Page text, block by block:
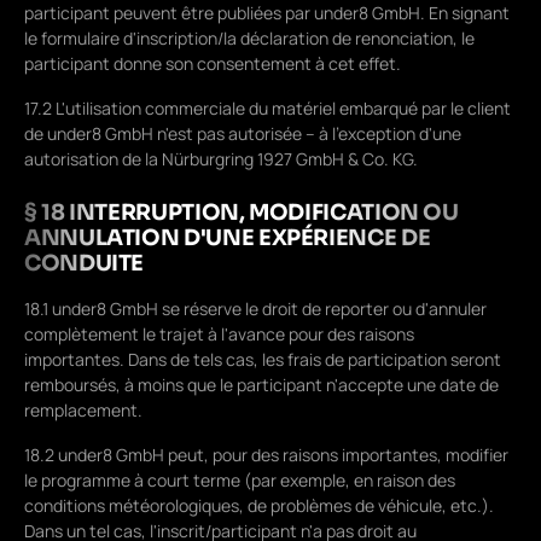
participant peuvent être publiées par under8 GmbH. En signant
le formulaire d'inscription/la déclaration de renonciation, le
participant donne son consentement à cet effet.
17.2 L'utilisation commerciale du matériel embarqué par le client
de under8 GmbH n'est pas autorisée – à l'exception d'une
autorisation de la Nürburgring 1927 GmbH & Co. KG.
§ 18 INTERRUPTION, MODIFICATION OU
ANNULATION D'UNE EXPÉRIENCE DE
CONDUITE
18.1 under8 GmbH se réserve le droit de reporter ou d'annuler
complètement le trajet à l'avance pour des raisons
importantes. Dans de tels cas, les frais de participation seront
remboursés, à moins que le participant n'accepte une date de
remplacement.
18.2 under8 GmbH peut, pour des raisons importantes, modifier
le programme à court terme (par exemple, en raison des
conditions météorologiques, de problèmes de véhicule, etc.).
Dans un tel cas, l'inscrit/participant n'a pas droit au